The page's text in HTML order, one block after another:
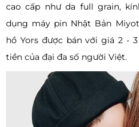
cao cấp như da full grain,
dụng máy pin Nhật Bản
hồ Yors được bán với giá 2 -
tiền của đại đa số người Việt.